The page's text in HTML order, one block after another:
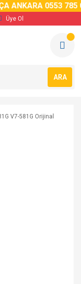
0553 785 02
Üye Ol
ARA